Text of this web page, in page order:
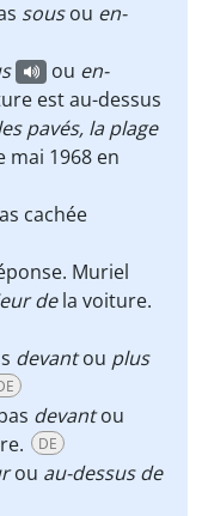
sousou en-
ou en-
est au-dessus
pavés, la plage
mai 1968 en
cachée
Muriel
dela voiture.
devantou plus
devantou
DE
ou au-dessus de